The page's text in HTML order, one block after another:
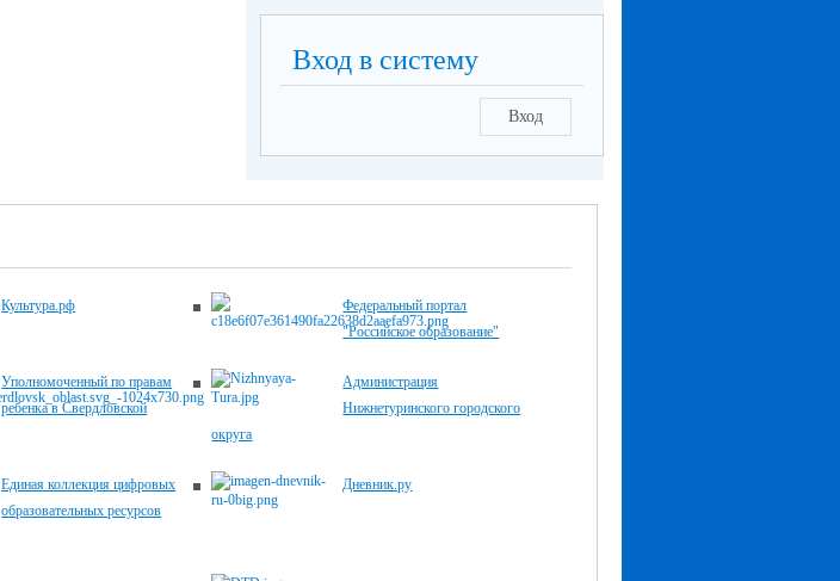
Вход в систему
Вход
Культура.рф
Федеральный портал
"Российское образование"
Уполномоченный по правам
ребенка в Свердловской
Администрация
Нижнетуринского городского
округа
Единая коллекция цифровых
образовательных ресурсов
Дневник.ру